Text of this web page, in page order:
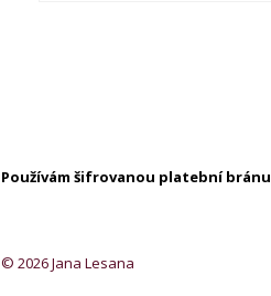
Používám šifrovanou platební bránu
© 2026 Jana Lesana